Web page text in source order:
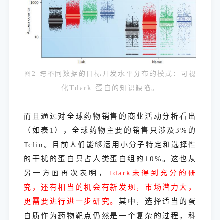
图2 跨不同数据的目标开发水平分布的模式：可视
化Tdark 蛋白 的知识缺陷。
而且通过对全球药物销售的商业活动分析看出
（如表1），全球药物主要的销售只涉及3%的
Tclin。目前人们能够运用小分子特定和选择性
的干扰的蛋白只占人类蛋白组的10%。这也从
另一方面再次表明， Tdark未得到充分的研
究，还有相当的机会有新发现，市场潜力大，
更需要进行进一步研究。 其中，选择适当的蛋
白质作为药物靶点仍然是一个复杂的过程，科